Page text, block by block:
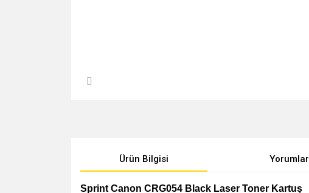
Ürün Bilgisi Yorumlar
Sprint Canon CRG054 Black Laser Toner Kartuş